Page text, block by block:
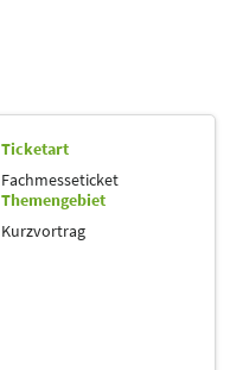
Ticketart
Fachmesseticket
Themengebiet
Kurzvortrag